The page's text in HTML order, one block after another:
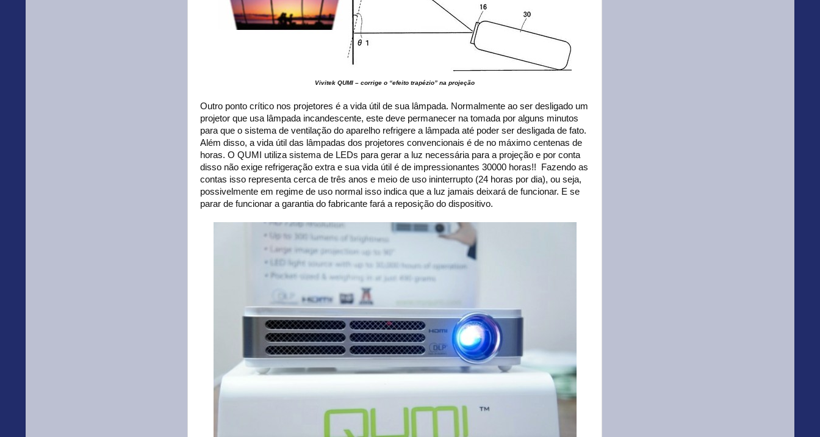
Vivitek QUMI – corrige o “efeito trapézio” na projeção
Outro ponto crítico nos projetores é a vida útil de sua lâmpada. Normalmente ao ser desligado um
projetor que usa lâmpada incandescente, este deve permanecer na tomada por alguns minutos
para que o sistema de ventilação do aparelho refrigere a lâmpada até poder ser desligada de fato.
Além disso, a vida útil das lâmpadas dos projetores convencionais é de no máximo centenas de
horas. O QUMI utiliza sistema de LEDs para gerar a luz necessária para a projeção e por conta
disso não exige refrigeração extra e sua vida útil é de impressionantes 30000 horas!! Fazendo as
contas isso representa cerca de três anos e meio de uso ininterrupto (24 horas por dia), ou seja,
possivelmente em regime de uso normal isso indica que a luz jamais deixará de funcionar. E se
parar de funcionar a garantia do fabricante fará a reposição do dispositivo.